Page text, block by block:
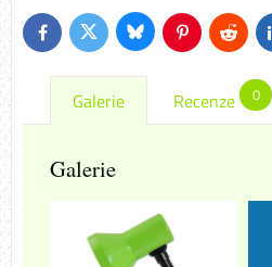
FacebookTwitterBlueskyPinterestReddit
Galerie Recenze 0
Galerie